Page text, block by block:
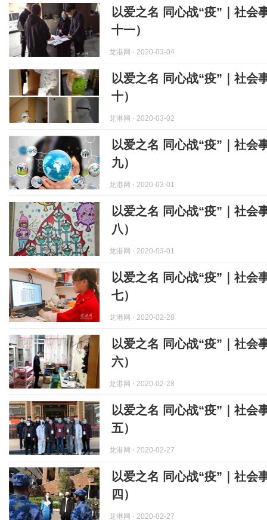
以爱之名 同心战“疫”｜社会
十一）
龙港网 ⋅ 2020-03-04
以爱之名 同心战“疫”｜社会
十）
龙港网 ⋅ 2020-03-02
以爱之名 同心战“疫”｜社会
九）
龙港网 ⋅ 2020-03-01
以爱之名 同心战“疫”｜社会
八）
龙港网 ⋅ 2020-03-01
以爱之名 同心战“疫”｜社会
七）
龙港网 ⋅ 2020-02-28
以爱之名 同心战“疫”｜社会
六）
龙港网 ⋅ 2020-02-28
以爱之名 同心战“疫”｜社会
五）
龙港网 ⋅ 2020-02-27
以爱之名 同心战“疫”｜社会
四）
龙港网 ⋅ 2020-02-27